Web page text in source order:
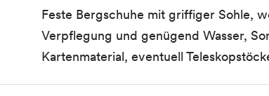
Feste Bergschuhe mit griffiger Sohle,
Verpflegung und genügend Wasser,
Kartenmaterial, eventuell